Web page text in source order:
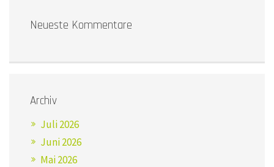
Neueste Kommentare
Archiv
Juli 2026
Juni 2026
Mai 2026